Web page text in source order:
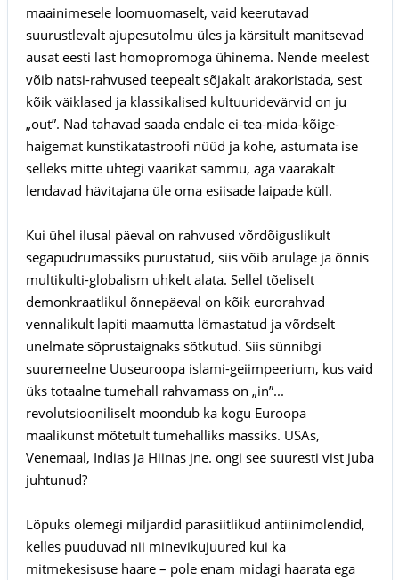
maainimesele loomuomaselt, vaid keerutavad
suurustlevalt ajupesutolmu üles ja kärsitult manitsevad
ausat eesti last homopromoga ühinema. Nende meelest
võib natsi-rahvused teepealt sõjakalt ärakoristada, sest
kõik väiklased ja klassikalised kultuuridevärvid on ju
„out”. Nad tahavad saada endale ei-tea-mida-kõige-
haigemat kunstikatastroofi nüüd ja kohe, astumata ise
selleks mitte ühtegi väärikat sammu, aga väärakalt
lendavad hävitajana üle oma esiisade laipade küll.
Kui ühel ilusal päeval on rahvused võrdõiguslikult
segapudrumassiks purustatud, siis võib arulage ja õnnis
multikulti-globalism uhkelt alata. Sellel tõeliselt
demonkraatlikul õnnepäeval on kõik eurorahvad
vennalikult lapiti maamutta lömastatud ja võrdselt
unelmate sõprustaignaks sõtkutud. Siis sünnibgi
suuremeelne Uuseuroopa islami-geiimpeerium, kus vaid
üks totaalne tumehall rahvamass on „in”...
revolutsiooniliselt moondub ka kogu Euroopa
maalikunst mõtetult tumehalliks massiks. USAs,
Venemaal, Indias ja Hiinas jne. ongi see suuresti vist juba
juhtunud?
Lõpuks olemegi miljardid parasiitlikud antiinimolendid,
kelles puuduvad nii minevikujuured kui ka
mitmekesisuse haare – pole enam midagi haarata ega